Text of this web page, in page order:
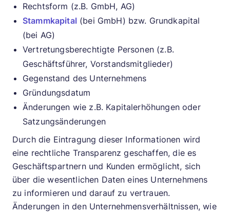
Rechtsform (z.B. GmbH, AG)
Stammkapital (bei GmbH) bzw. Grundkapital
(bei AG)
Vertretungsberechtigte Personen (z.B.
Geschäftsführer, Vorstandsmitglieder)
Gegenstand des Unternehmens
Gründungsdatum
Änderungen wie z.B. Kapitalerhöhungen oder
Satzungsänderungen
Durch die Eintragung dieser Informationen wird
eine rechtliche Transparenz geschaffen, die es
Geschäftspartnern und Kunden ermöglicht, sich
über die wesentlichen Daten eines Unternehmens
zu informieren und darauf zu vertrauen.
Änderungen in den Unternehmensverhältnissen, wie